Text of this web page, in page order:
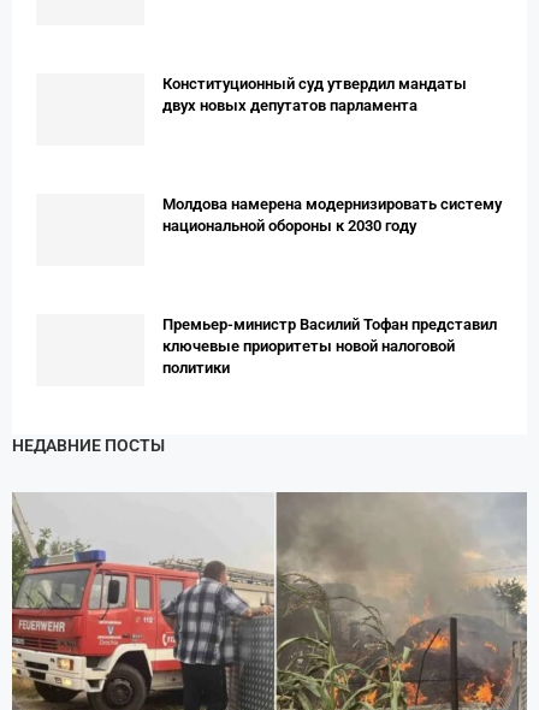
Конституционный суд утвердил мандаты
двух новых депутатов парламента
Молдова намерена модернизировать систему
национальной обороны к 2030 году
Премьер-министр Василий Тофан представил
ключевые приоритеты новой налоговой
политики
НЕДАВНИЕ ПОСТЫ